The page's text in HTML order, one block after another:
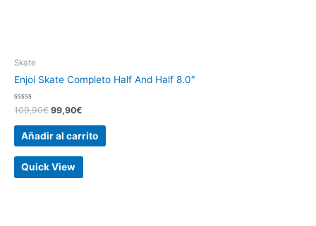
Skate
Enjoi Skate Completo Half And Half 8.0″
Valorado
con
0
109,90€ 99,90€
Añadir al carrito
Quick View